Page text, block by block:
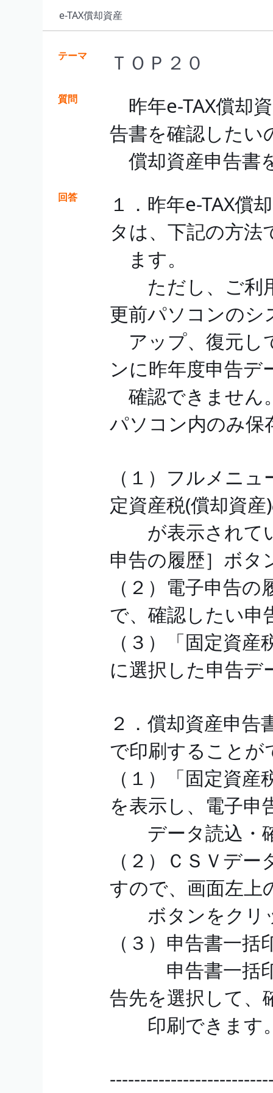
e-TAX償却資産
テーマ ＴＯＰ２０
質問
昨年e-TAX償却
告書を確認したい
償却資産申告書
回答
１．昨年e-TAX償
タは、下記の方
ます。
ただし、ご利
更前パソコンの
アップ、復元し
ンに昨年度申告
確認できません
パソコン内のみ保
（１）フルメニ
定資産税(償却資
が表示されて
申告の履歴］ボ
（２）電子申告
で、確認したい申
（３）「固定資
に選択した申告デ
２．償却資産申
で印刷することが
（１）「固定資
を表示し、電子申
データ読込・
（２）ＣＳＶデ
すので、画面左上
ボタンをクリ
（３）申告書一
申告書一括印
告先を選択して、
印刷できます